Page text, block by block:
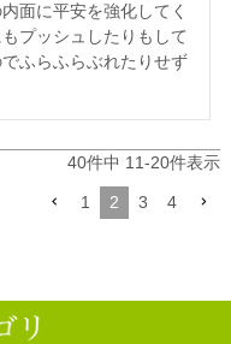
面に平安を強化してく
プッシュしたりもして
ふらふらぶれたりせず
40件中 11-20件表示
1 2 3 4